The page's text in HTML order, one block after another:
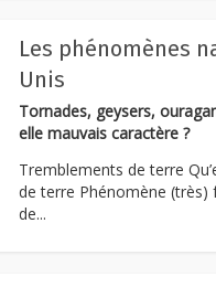
Les phénomènes
Unis
Tornades, geysers,
elle mauvais caractère ?
Tremblements de terre
de terre Phénomène
de...